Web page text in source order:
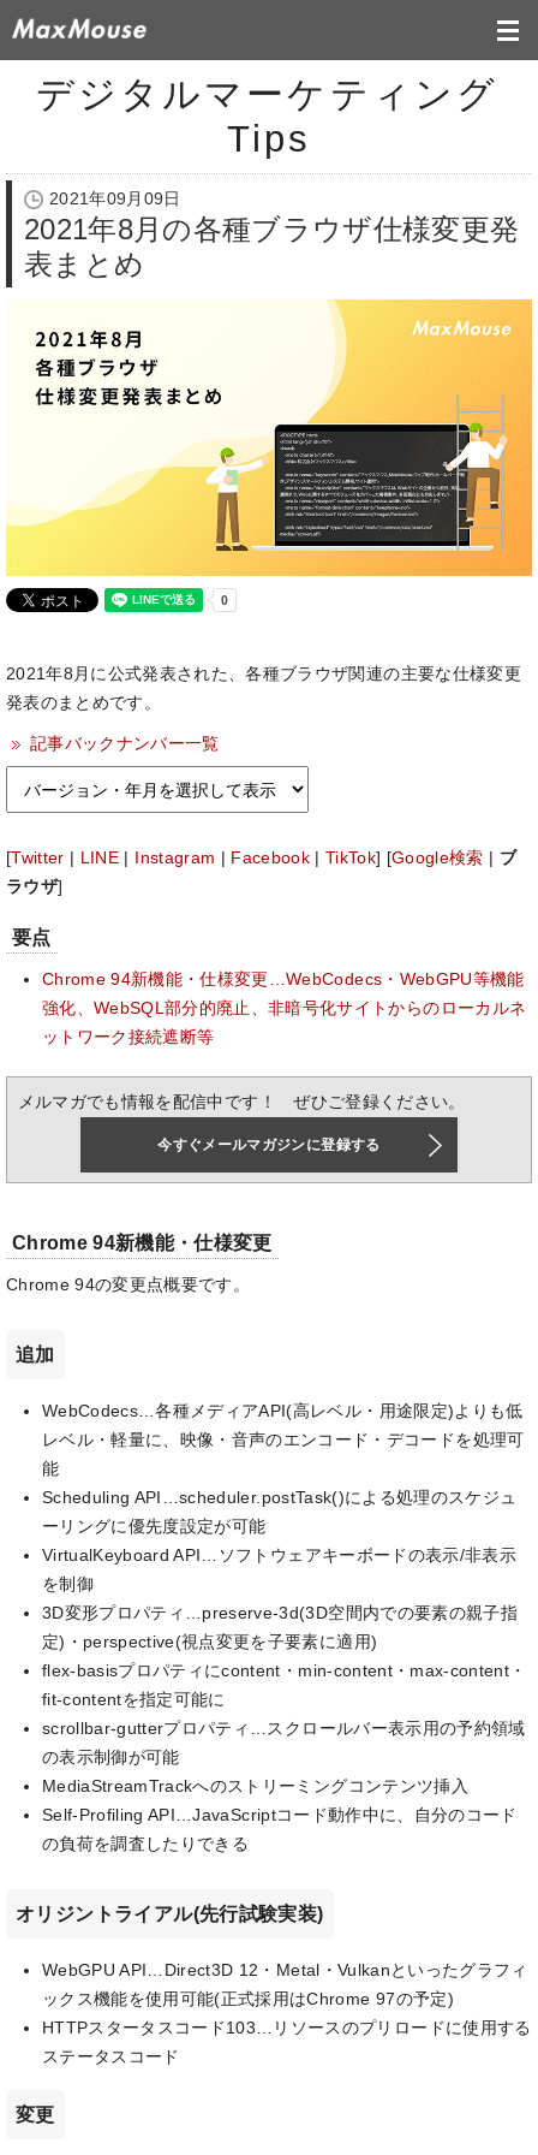
デジタルマーケティング
Tips
2021年09月09日
2021年8月の各種ブラウザ仕様変更発
表まとめ
2021年8月に公式発表された、各種ブラウザ関連の主要な仕様変更
発表のまとめです。
記事バックナンバー一覧
[Twitter LINE Instagram Facebook |TikTok] [Google検索
ブ
ラウザ]
要点
Chrome 94新機能・仕様変更…WebCodecs・WebGPU等機能
強化、WebSQL部分的廃止、非暗号化サイトからのローカルネ
ットワーク接続遮断等
メルマガでも情報を配信中です！ ぜひご登録ください。
今すぐメールマガジンに登録する
Chrome 94新機能・仕様変更
Chrome 94の変更点概要です。
追加
WebCodecs…各種メディアAPI(高レベル・用途限定)よりも低
レベル・軽量に、映像・音声のエンコード・デコードを処理可
能
Scheduling API…scheduler.postTask()による処理のスケジュ
ーリングに優先度設定が可能
VirtualKeyboard API…ソフトウェアキーボードの表示/非表示
を制御
3D変形プロパティ…preserve-3d(3D空間内での要素の親子指
定)・perspective(視点変更を子要素に適用)
flex-basisプロパティにcontent・min-content・max-content・
fit-contentを指定可能に
scrollbar-gutterプロパティ…スクロールバー表示用の予約領域
の表示制御が可能
MediaStreamTrackへのストリーミングコンテンツ挿入
Self-Profiling API…JavaScriptコード動作中に、自分のコード
の負荷を調査したりできる
オリジントライアル(先行試験実装)
WebGPU API…Direct3D 12・Metal・Vulkanといったグラフィ
ックス機能を使用可能(正式採用はChrome 97の予定)
HTTPスタータスコード103…リソースのプリロードに使用する
ステータスコード
変更